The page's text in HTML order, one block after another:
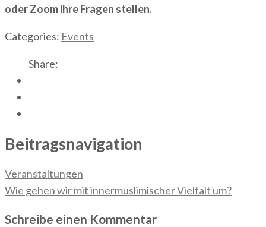
oder Zoom ihre Fragen stellen.
Categories: Events
Share:
Beitragsnavigation
Veranstaltungen
Wie gehen wir mit innermuslimischer Vielfalt um?
Schreibe einen Kommentar